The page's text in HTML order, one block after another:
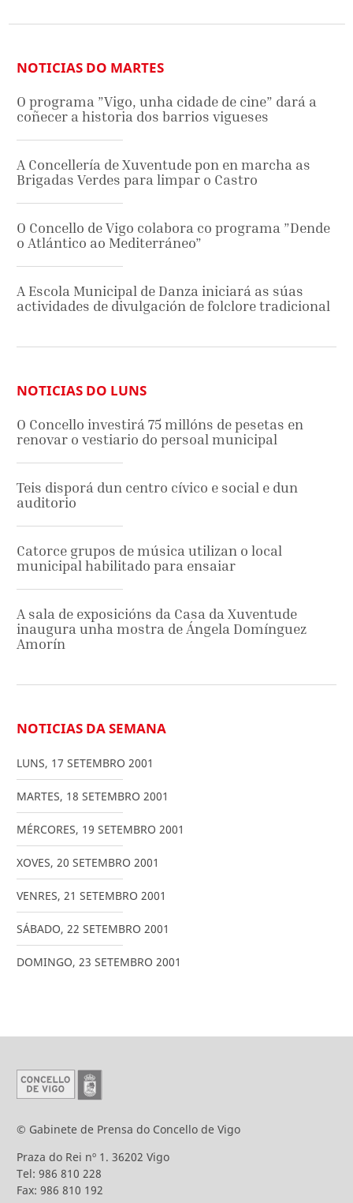
NOTICIAS DO MARTES
O programa ”Vigo, unha cidade de cine” dará a
coñecer a historia dos barrios vigueses
A Concellería de Xuventude pon en marcha as
Brigadas Verdes para limpar o Castro
O Concello de Vigo colabora co programa ”Dende
o Atlántico ao Mediterráneo”
A Escola Municipal de Danza iniciará as súas
actividades de divulgación de folclore tradicional
NOTICIAS DO LUNS
O Concello investirá 75 millóns de pesetas en
renovar o vestiario do persoal municipal
Teis disporá dun centro cívico e social e dun
auditorio
Catorce grupos de música utilizan o local
municipal habilitado para ensaiar
A sala de exposicións da Casa da Xuventude
inaugura unha mostra de Ángela Domínguez
Amorín
NOTICIAS DA SEMANA
LUNS, 17 SETEMBRO 2001
MARTES, 18 SETEMBRO 2001
MÉRCORES, 19 SETEMBRO 2001
XOVES, 20 SETEMBRO 2001
VENRES, 21 SETEMBRO 2001
SÁBADO, 22 SETEMBRO 2001
DOMINGO, 23 SETEMBRO 2001
© Gabinete de Prensa do Concello de Vigo
Praza do Rei nº 1. 36202 Vigo
Tel: 986 810 228
Fax: 986 810 192